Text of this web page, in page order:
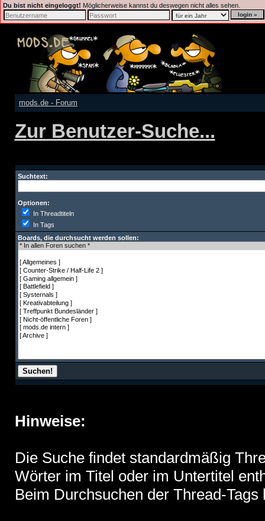
Du bist nicht eingeloggt! Möglicherweise kannst du deswegen nicht alles sehen.
mods.de - Forum
Zur Benutzer-Suche...
Suchtext:
Optionen:
In Threadtiteln
In Tags
Boards, die durchsucht werden sollen:
Hinweise:
Die Suche findet standardmäßig
Wörter im Titel oder im Untertitel
Beim Durchsuchen der Thread-